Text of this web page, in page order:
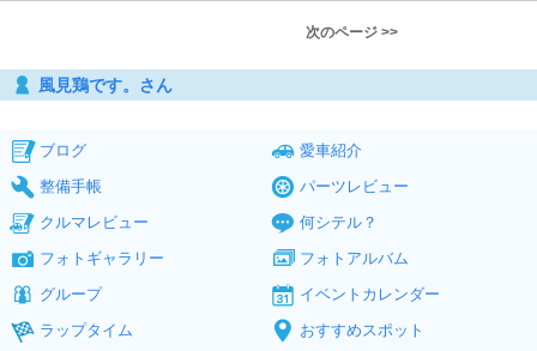
次のページ >>
風見鶏です。さん
ブログ
愛車紹介
整備手帳
パーツレビュー
クルマレビュー
何シテル？
フォトギャラリー
フォトアルバム
グループ
イベントカレンダー
ラップタイム
おすすめスポット